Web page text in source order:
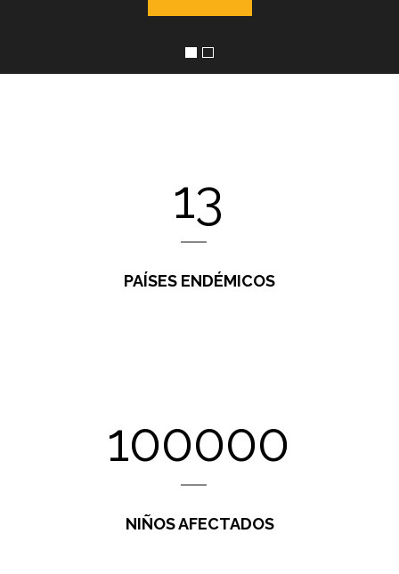
13
PAÍSES ENDÉMICOS
100000
NIÑOS AFECTADOS